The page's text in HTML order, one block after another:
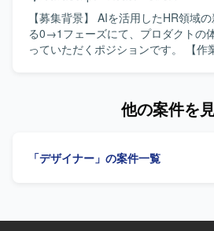
な体験にすべきか」を定義し、検証
トの勝ち筋をつくっていく経験がで
種AIツールを活用しながら、デザイ
Claude Code、Cursor等のAIツール
ニアと密に連携しながら、最短でア
いける方にご活躍いただきたいと考えて
ションの魅力】 学習体験に直結する
ション設計のスキルを深く磨くこと
発環境】 Figma、After Effects、
向上に向けた設計見直しを行い、デ
しながらエンジニア実装を見据えた
プットしていただきます。 【求める人物像】 要件が固まり
やすさの両立を意識してデザイン品
フィットするポジションです。 【ポジションの魅力】 請求
ンシステムの構築にも影響力を発揮
【募集背景】 AIを活用したHR領域
る0→1フェーズにて、プロダクトの
っていただくポジションです。 【作業内容】 ユーザー課
す。 各種AIツールを活用した動くプ
を行っていただきます。 グロースを
す。 【求める人物像】 抽象的な事業仮説やユーザー課題を
他の案件を
「デザイナー」の案件一覧